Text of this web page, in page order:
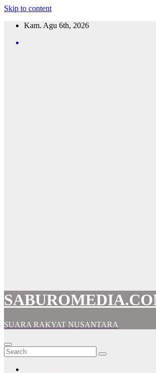
Skip to content
Kam. Agu 6th, 2026
SUARA RAKYAT NUSANTARA